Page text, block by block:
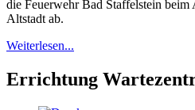
die Feuerwehr Bad Staffelstein beim
Altstadt ab.
Weiterlesen...
Errichtung